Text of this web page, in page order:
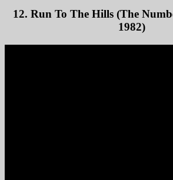
12. Run To The Hills (The
1982)